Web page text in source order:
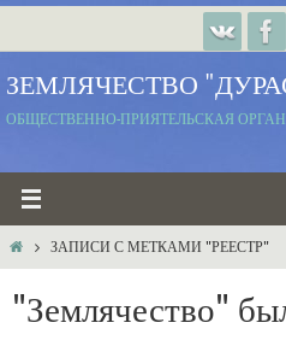
к
содержимому
ЗЕМЛЯЧЕСТВО
ОБЩЕСТВЕННО-ПРИЯТЕЛЬСКАЯ
ГЛАВНАЯ
ЗАПИСИ С МЕТКАМИ "РЕЕСТР"
"Землячество"